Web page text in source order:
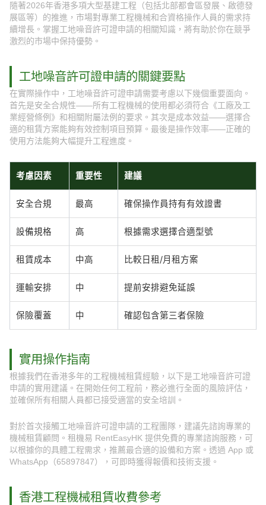
隨著2026年香港多項大型基建工程（包括北部都會區發展、啟德發
展區等）的推進，市場對專業工程機械和合資格操作人員的需求持
續增長。掌握工地噪音許可證申請的相關知識，將有助於你在競爭
激烈的市場中保持優勢。
工地噪音許可證申請的關鍵要點
在實際操作中，工地噪音許可證申請需要考慮以下幾個重要面向。
首先是安全合規性——所有工程機械的使用都必須符合《工廠及工
業經營條例》和相關附屬法例的要求。其次是成本效益——選擇合
適的租賃方案能夠有效控制項目預算。最後是操作效率——正確的
使用方法能夠大幅提升工程進度。
考慮因素 重要性 建議
安全合規 最高 確保操作員持有有效證書
設備規格 高 根據需求選擇合適型號
租賃成本 中高 比較日租/月租方案
運輸安排 中 提前安排避免延誤
保險覆蓋 中 確認包含第三者保險
實用操作指南
根據我們在香港多年的工程機械租賃經驗，以下是工地噪音許可證
申請的實用建議。在開始任何工程前，務必進行全面的風險評估，
並確保所有相關人員都已接受適當的安全培訓。
對於首次接觸工地噪音許可證申請的工程團隊，建議先諮詢專業的
機械租賃顧問。租機易 RentEasyHK 提供免費的專業諮詢服務，可
以根據你的具體工程需求，推薦最合適的設備和方案。透過 App 或
WhatsApp（65897847），可即時獲得報價和技術支援。
香港工程機械租賃收費參考